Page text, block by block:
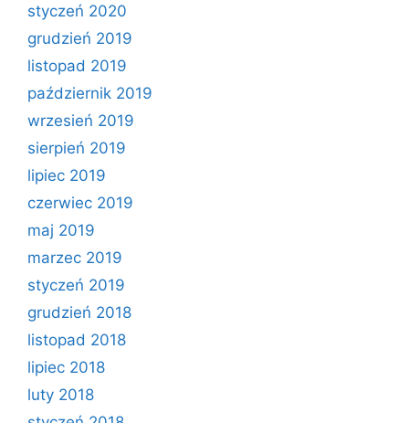
styczeń 2020
grudzień 2019
listopad 2019
październik 2019
wrzesień 2019
sierpień 2019
lipiec 2019
czerwiec 2019
maj 2019
marzec 2019
styczeń 2019
grudzień 2018
listopad 2018
lipiec 2018
luty 2018